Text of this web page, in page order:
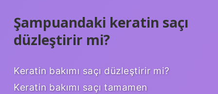
Şampuandaki keratin saçı
düzleştirir mi?
Keratin bakımı saçı düzleştirir mi?
Keratin bakımı saçı tamamen